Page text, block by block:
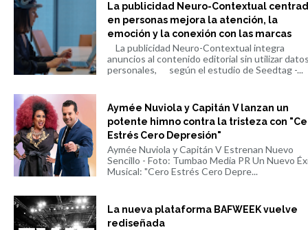
La publicidad Neuro-Contextual
en personas mejora la atención, la
emoción y la conexión con las marcas
La publicidad Neuro-Contextual integra
anuncios al contenido editorial sin utilizar
personales, según el estudio de Seedtag -...
Aymée Nuviola y Capitán V lanzan un
potente himno contra la tristeza con
Estrés Cero Depresión"
Aymée Nuviola y Capitán V Estrenan Nuevo
Sencillo - Foto: Tumbao Media PR Un Nuevo
Musical: "Cero Estrés Cero Depre...
La nueva plataforma BAFWEEK vuelve
rediseñada